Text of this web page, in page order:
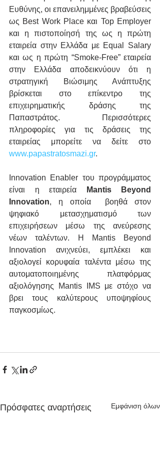
Ευθύνης, οι επανειλημμένες βραβεύσεις
ως Best Work Place και Top Employer
και η πιστοποίησή της ως η πρώτη
εταιρεία στην Ελλάδα με Equal Salary
και ως η πρώτη “Smoke-Free” εταιρεία
στην Ελλάδα αποδεικνύουν ότι η
στρατηγική Βιώσιμης Ανάπτυξης
βρίσκεται στο επίκεντρο της
επιχειρηματικής δράσης της
Παπαστράτος. Περισσότερες
πληροφορίες για τις δράσεις της
www.papastratosmazi.gr.
Innovation Enabler του προγράμματος
είναι η εταιρεία
Mantis Beyond
Innovation, η οποία  βοηθά στον
ψηφιακό μετασχηματισμό των
επιχειρήσεων μέσω της ανεύρεσης
νέων ταλέντων. H Mantis Beyond
Innovation ανιχνεύει, εμπλέκει και
αξιολογεί κορυφαία ταλέντα μέσω της
αυτοματοποιημένης πλατφόρμας
αξιολόγησης Mantis IMS με στόχο να
βρει τους καλύτερους υποψηφίους
παγκοσμίως.
Πρόσφατες αναρτήσεις Εμφάνιση όλων